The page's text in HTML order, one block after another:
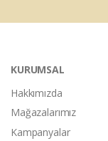
KURUMSAL
Hakkımızda
Mağazalarımız
Kampanyalar